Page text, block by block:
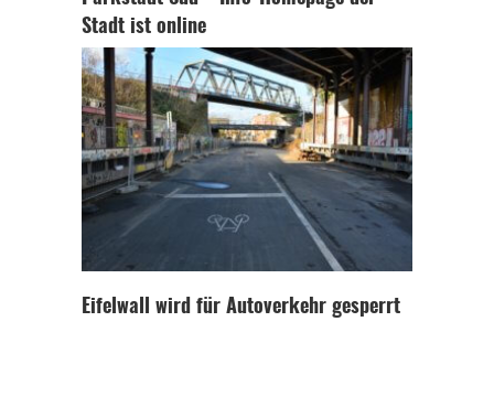
Stadt ist online
Eifelwall wird für Autoverkehr gesperrt